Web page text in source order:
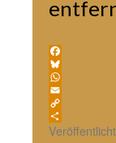
Facebook
Bluesky
WhatsApp
Email
Copy
Link
Teilen